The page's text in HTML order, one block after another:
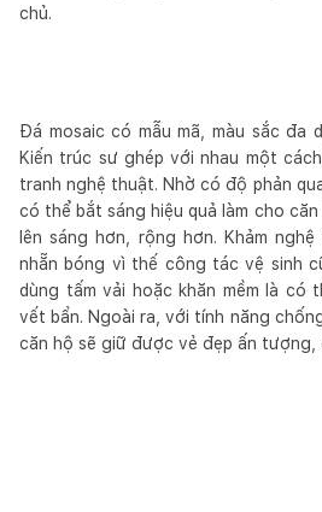
chủ.
Đá mosaic có mẫu mã, màu sắc đa
Kiến trúc sư ghép với nhau một
tranh nghệ thuật. Nhờ có độ phản
có thể bắt sáng hiệu quả làm cho
lên sáng hơn, rộng hơn. Khảm
nhẵn bóng vì thế công tác vệ sinh
dùng tấm vải hoặc khăn mềm là có
vết bẩn. Ngoài ra, với tính năng
căn hộ sẽ giữ được vẻ đẹp ấn tượng,